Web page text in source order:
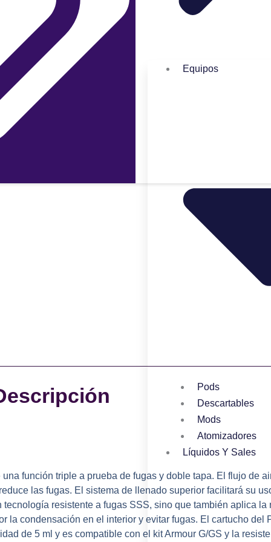
Equipos
Pods
Descartables
Mods
Atomizadores
Líquidos Y Sales
función triple a prueba de fugas y doble tapa. El flujo de
las fugas. El sistema de llenado superior facilitará su
resistente a fugas SSS, sino que también aplica la
la condensación en el interior y evitar fugas. El cartucho del
de 5 ml y es compatible con el kit Armour G/GS y la